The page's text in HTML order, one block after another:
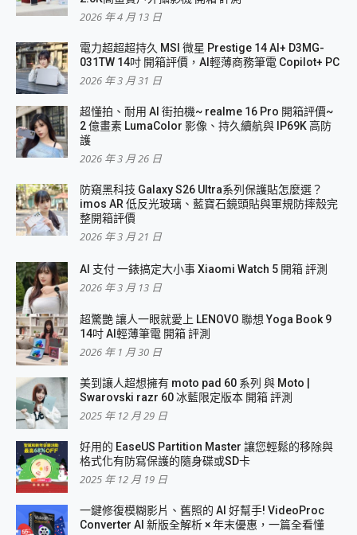
2026 年 4 月 13 日
電力超超超持久 MSI 微星 Prestige 14 AI+ D3MG-
031TW 14吋 開箱評價，AI輕薄商務筆電 Copilot+ PC
2026 年 3 月 31 日
超懂拍、耐用 AI 街拍機~ realme 16 Pro 開箱評價~
2 億畫素 LumaColor 影像、持久續航與 IP69K 高防
護
2026 年 3 月 26 日
防窺黑科技 Galaxy S26 Ultra系列保護貼怎麼選？
imos AR 低反光玻璃、藍寶石鏡頭貼與軍規防摔殼完
整開箱評價
2026 年 3 月 21 日
AI 支付 一錶搞定大小事 Xiaomi Watch 5 開箱 評測
2026 年 3 月 13 日
超驚艷 讓人一眼就愛上 LENOVO 聯想 Yoga Book 9
14吋 AI輕薄筆電 開箱 評測
2026 年 1 月 30 日
美到讓人超想擁有 moto pad 60 系列 與 Moto |
Swarovski razr 60 冰藍限定版本 開箱 評測
2025 年 12 月 29 日
好用的 EaseUS Partition Master 讓您輕鬆的移除與
格式化有防寫保護的隨身碟或SD卡
2025 年 12 月 19 日
一鍵修復模糊影片、舊照的 AI 好幫手! VideoProc
Converter AI 新版全解析 × 年末優惠，一篇全看懂